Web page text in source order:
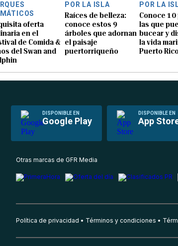
oferta
en el
de Comida &
del Swan and
POR LA ISLA
Raíces de belleza:
conoce estos 9
árboles que adornan
el paisaje
puertorriqueño
POR LA
Conoce
las que
bucear y
la vida
Puerto
DISPONIBLE EN
Google Play
DISPONIBLE EN
App
Otras marcas de GFR Media
Política de privacidad Términos y condiciones